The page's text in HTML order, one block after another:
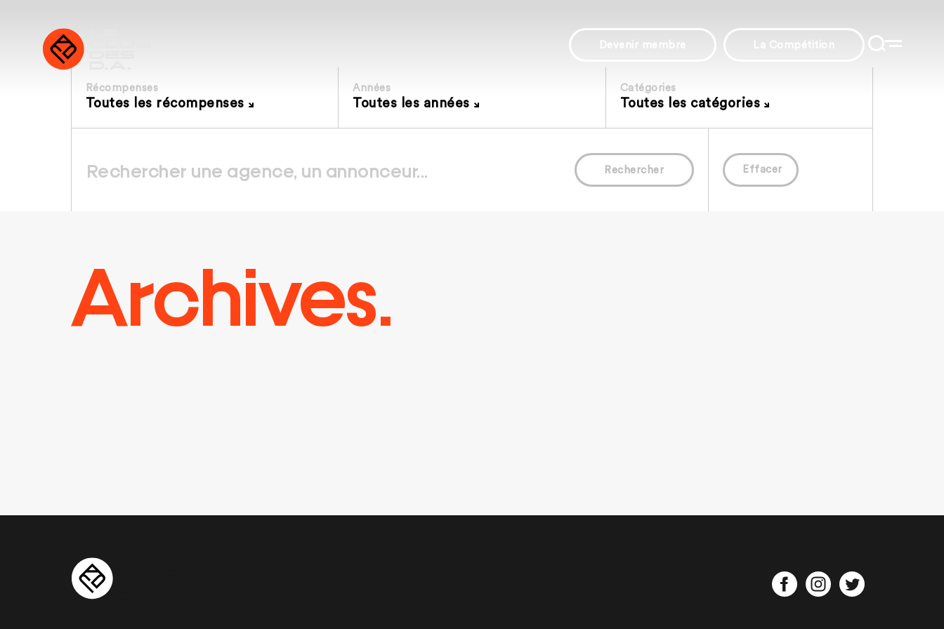
Devenir membre La Compétition
Récompenses
Toutes les récompenses
Années
Toutes les années
Catégories
Toutes les catégories
Rechercher Effacer
Archives.